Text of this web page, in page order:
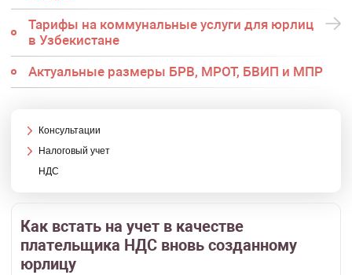
Тарифы на коммунальные услуги для юрлиц
в Узбекистане
Актуальные размеры БРВ, МРОТ, БВИП и МПР
Консультации
Налоговый учет
НДС
Как встать на учет в качестве
плательщика НДС вновь созданному
юрлицу